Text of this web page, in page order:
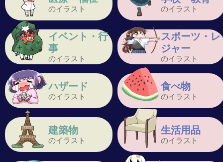
のイラスト のイラスト
イベント・行
事
のイラスト
スポーツ・レ
ジャー
のイラスト
ハザード
のイラスト
食べ物
のイラスト
建築物
のイラスト
生活用品
のイラスト